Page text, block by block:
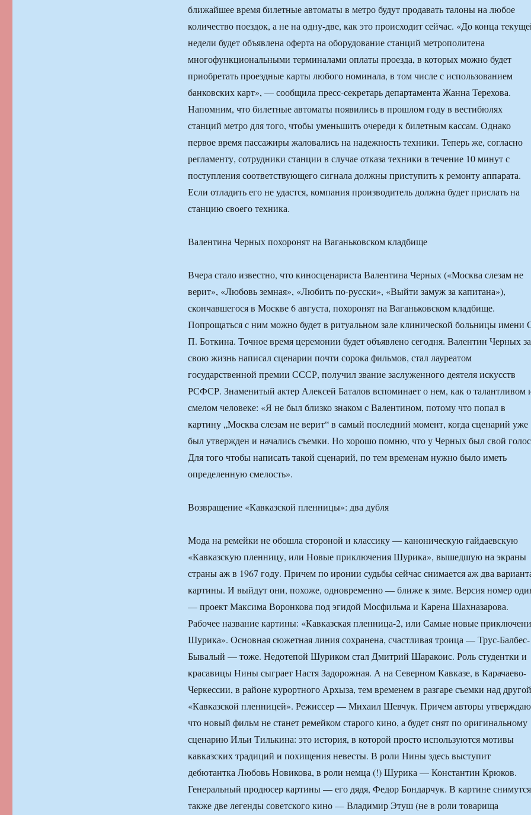
ближайшее время билетные автоматы в метро будут продавать талоны на любое
количество поездок, а не на одну-две, как это происходит сейчас. «До конца
недели будет объявлена оферта на оборудование станций метрополитена
многофункциональными терминалами оплаты проезда, в которых можно будет
приобретать проездные карты любого номинала, в том числе с использованием
банковских карт», — сообщила пресс-секретарь департамента Жанна Терехова.
Напомним, что билетные автоматы появились в прошлом году в вестибюлях
станций метро для того, чтобы уменьшить очереди к билетным кассам. Однако
первое время пассажиры жаловались на надежность техники. Теперь же, согласно
регламенту, сотрудники станции в случае отказа техники в течение 10 минут с
поступления соответствующего сигнала должны приступить к ремонту аппарата.
Если отладить его не удастся, компания производитель должна будет прислать на
станцию своего техника.
Валентина Черных похоронят на Ваганьковском кладбище
Вчера стало известно, что киносценариста Валентина Черных («Москва слезам не
верит», «Любовь земная», «Любить по-русски», «Выйти замуж за капитана»),
скончавшегося в Москве 6 августа, похоронят на Ваганьковском кладбище.
Попрощаться с ним можно будет в ритуальном зале клинической больницы имени
П. Боткина. Точное время церемонии будет объявлено сегодня. Валентин Черных за
свою жизнь написал сценарии почти сорока фильмов, стал лауреатом
государственной премии СССР, получил звание заслуженного деятеля искусств
РСФСР. Знаменитый актер Алексей Баталов вспоминает о нем, как о талантливом
смелом человеке: «Я не был близко знаком с Валентином, потому что попал в
картину „Москва слезам не верит“ в самый последний момент, когда сценарий уже
был утвержден и начались съемки. Но хорошо помню, что у Черных был свой
Для того чтобы написать такой сценарий, по тем временам нужно было иметь
определенную смелость».
Возвращение «Кавказской пленницы»: два дубля
Мода на ремейки не обошла стороной и классику — каноническую гайдаевскую
«Кавказскую пленницу, или Новые приключения Шурика», вышедшую на экраны
страны аж в 1967 году. Причем по иронии судьбы сейчас снимается аж два
картины. И выйдут они, похоже, одновременно — ближе к зиме. Версия номер
— проект Максима Воронкова под эгидой Мосфильма и Карена Шахназарова.
Рабочее название картины: «Кавказская пленница-2, или Самые новые
Шурика». Основная сюжетная линия сохранена, счастливая троица — Трус-Балбес-
Бывалый — тоже. Недотепой Шуриком стал Дмитрий Шаракоис. Роль студентки и
красавицы Нины сыграет Настя Задорожная. А на Северном Кавказе, в Карачаево-
Черкессии, в районе курортного Архыза, тем временем в разгаре съемки над другой
«Кавказской пленницей». Режиссер — Михаил Шевчук. Причем авторы
что новый фильм не станет ремейком старого кино, а будет снят по оригинальному
сценарию Ильи Тилькина: это история, в которой просто используются мотивы
кавказских традиций и похищения невесты. В роли Нины здесь выступит
дебютантка Любовь Новикова, в роли немца (!) Шурика — Константин Крюков.
Генеральный продюсер картины — его дядя, Федор Бондарчук. В картине снимутся
также две легенды советского кино — Владимир Этуш (не в роли товарища